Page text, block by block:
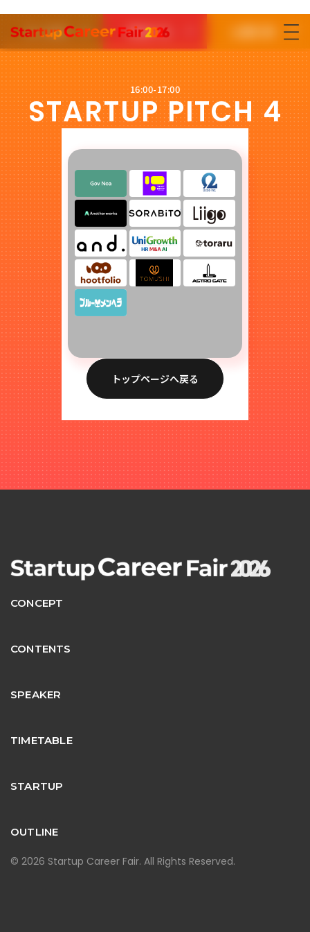
求人情報 参加する
参加する 出展応募はこちら
16:00-17:00
STARTUP PITCH 4
トップページへ戻る
CONCEPT
CONTENTS
SPEAKER
TIMETABLE
STARTUP
OUTLINE
© 2026 Startup Career Fair. All Rights Reserved.